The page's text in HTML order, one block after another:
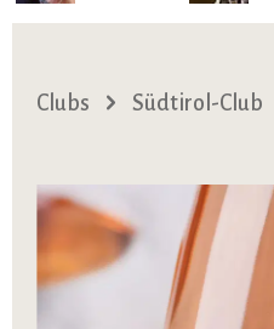
Clubs Südtirol-Club
Bildergalerie überspringen